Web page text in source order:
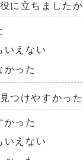
に立ちましたか
いえない
かった
つけやすかっ
かった
いえない